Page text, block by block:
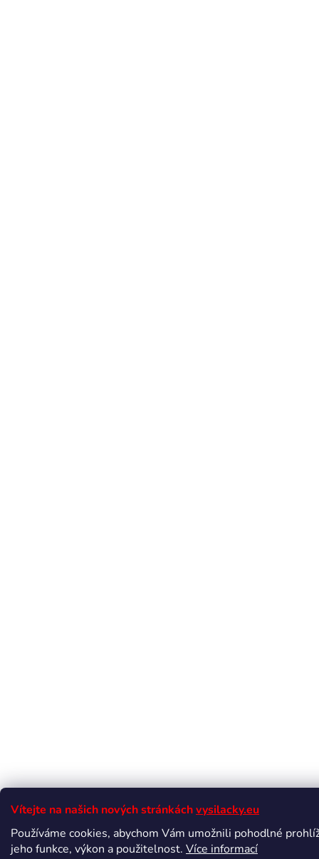
Vítejte na našich nových stránkáchvysilacky.eu
Používáme cookies, abychom Vám umožnili pohodlné
jeho funkce, výkon a použitelnost. Více informací